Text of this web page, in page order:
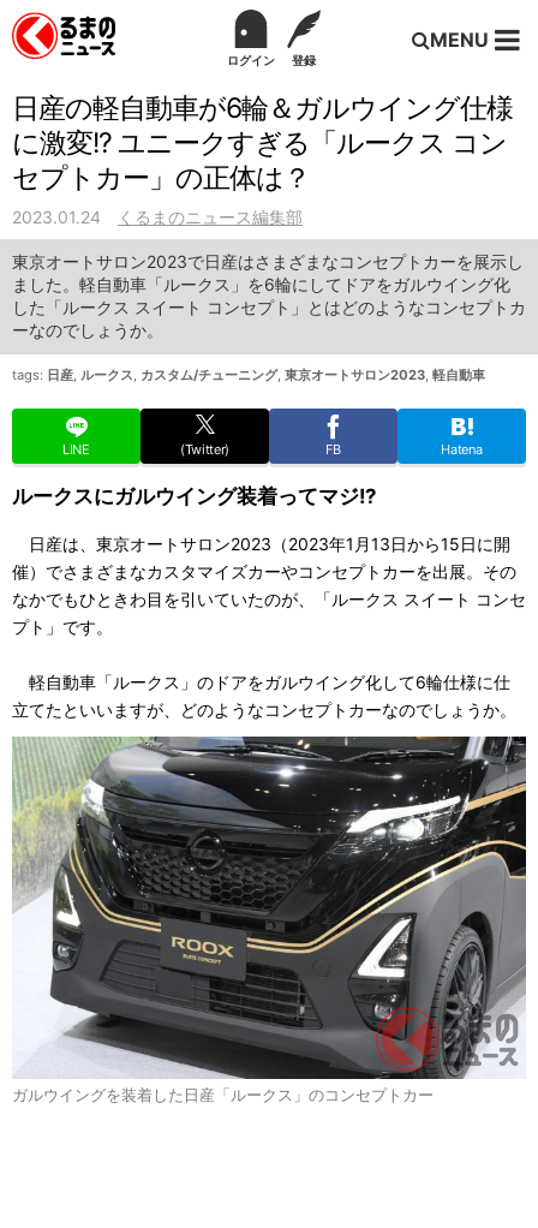
ログイン 登録
MENU
日産の軽自動車が6輪＆ガルウイング仕様
に激変!? ユニークすぎる「ルークス コン
セプトカー」の正体は？
2023.01.24 くるまのニュース編集部
東京オートサロン2023で日産はさまざまなコンセプトカーを展示し
ました。軽自動車「ルークス」を6輪にしてドアをガルウイング化
した「ルークス スイート コンセプト」とはどのようなコンセプトカ
ーなのでしょうか。
tags: 日産, ルークス, カスタム/チューニング, 東京オートサロン2023, 軽自動車
LINE (Twitter) FB Hatena
ルークスにガルウイング装着ってマジ!?
日産は、東京オートサロン2023（2023年1月13日から15日に開
催）でさまざまなカスタマイズカーやコンセプトカーを出展。その
なかでもひときわ目を引いていたのが、「ルークス スイート コンセ
プト」です。
軽自動車「ルークス」のドアをガルウイング化して6輪仕様に仕
立てたといいますが、どのようなコンセプトカーなのでしょうか。
ガルウイングを装着した日産「ルークス」のコンセプトカー